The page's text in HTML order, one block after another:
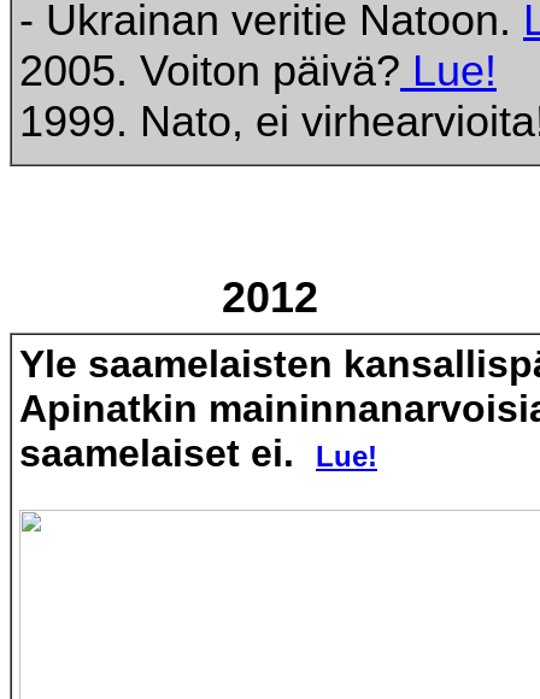
- Ukrainan veritie Natoon.
2005. Voiton päivä? Lue!
1999. Nato, ei
2012
Yle saamelaisten
Apinatkin
saamelaiset ei.
Lue!